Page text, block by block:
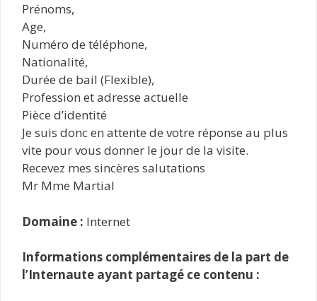
Prénoms,
Age,
Numéro de téléphone,
Nationalité,
Durée de bail (Flexible),
Profession et adresse actuelle
Pièce d’identité
Je suis donc en attente de votre réponse au plus
vite pour vous donner le jour de la visite.
Recevez mes sincères salutations
Mr Mme Martial
Domaine : Internet
Informations complémentaires de la part de
l’Internaute ayant partagé ce contenu :